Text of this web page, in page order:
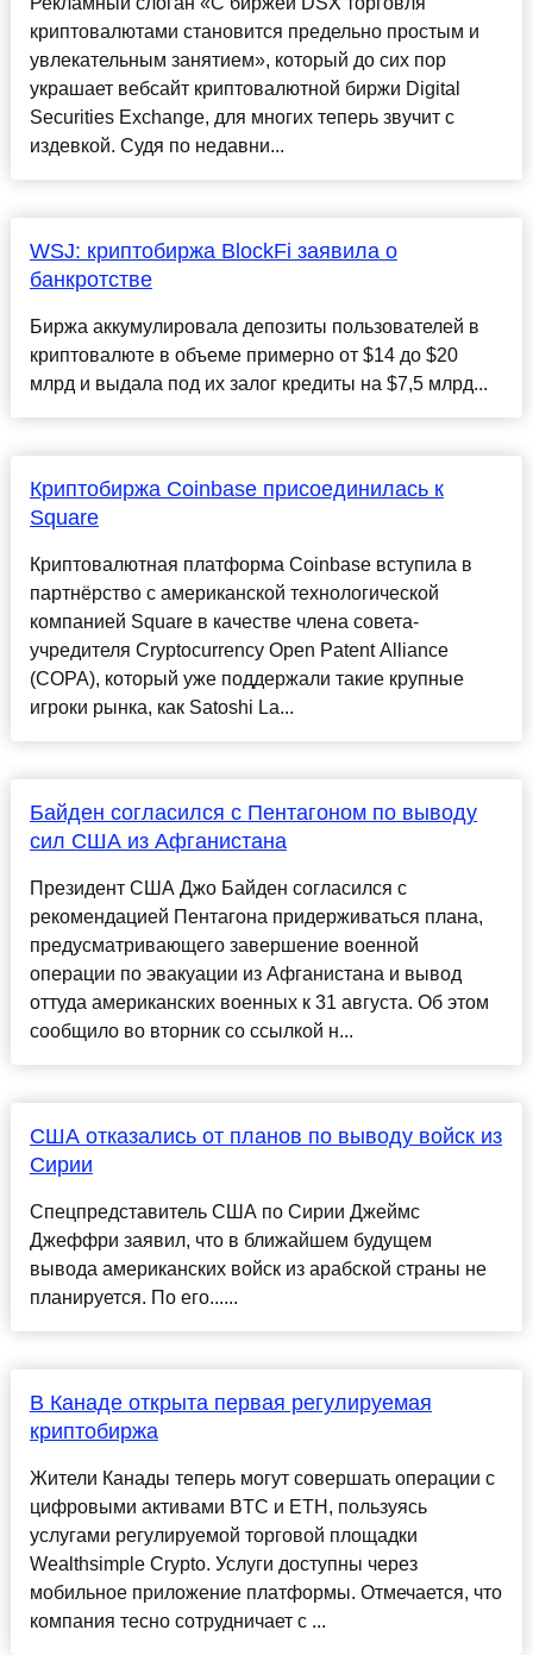
криптовалютами становится предельно простым и
увлекательным занятием», который до сих пор
украшает вебсайт криптовалютной биржи Digital
Securities Exchange, для многих теперь звучит с
издевкой. Судя по недавни...
WSJ: криптобиржа BlockFi заявила о
банкротстве
Биржа аккумулировала депозиты пользователей в
криптовалюте в объеме примерно от $14 до $20
млрд и выдала под их залог кредиты на $7,5 млрд...
Криптобиржа Coinbase присоединилась к
Square
Криптовалютная платформа Coinbase вступила в
партнёрство с американской технологической
компанией Square в качестве члена совета-
учредителя Cryptocurrency Open Patent Alliance
(COPA), который уже поддержали такие крупные
игроки рынка, как Satoshi La...
Байден согласился с Пентагоном по выводу
сил США из Афганистана
Президент США Джо Байден согласился с
рекомендацией Пентагона придерживаться плана,
предусматривающего завершение военной
операции по эвакуации из Афганистана и вывод
оттуда американских военных к 31 августа. Об этом
сообщило во вторник со ссылкой н...
США отказались от планов по выводу войск из
Сирии
Спецпредставитель США по Сирии Джеймс
Джеффри заявил, что в ближайшем будущем
вывода американских войск из арабской страны не
планируется. По его......
В Канаде открыта первая регулируемая
криптобиржа
Жители Канады теперь могут совершать операции с
цифровыми активами BTC и ETH, пользуясь
услугами регулируемой торговой площадки
Wealthsimple Crypto. Услуги доступны через
мобильное приложение платформы. Отмечается, что
компания тесно сотрудничает с ...